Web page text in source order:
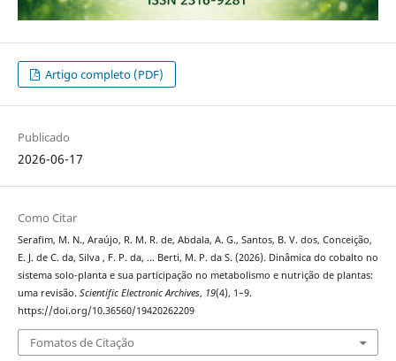
Artigo completo (PDF)
Publicado
2026-06-17
Como Citar
Serafim, M. N., Araújo, R. M. R. de, Abdala, A. G., Santos, B. V. dos, Conceição,
E. J. de C. da, Silva , F. P. da, … Berti, M. P. da S. (2026). Dinâmica do cobalto no
sistema solo-planta e sua participação no metabolismo e nutrição de plantas:
uma revisão. Scientific Electronic Archives, 19(4), 1–9.
https://doi.org/10.36560/19420262209
Fomatos de Citação